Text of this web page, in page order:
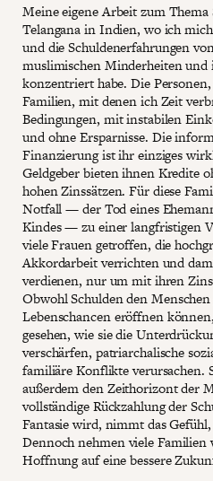
Meine eigene Arbeit zum
Telangana in Indien, wo ich
und die Schuldenerfahrungen
muslimischen Minderheiten und
konzentriert habe. Die
Familien, mit denen ich Zeit
Bedingungen, mit instabilen
und ohne Ersparnisse. Die
Finanzierung ist ihr einziges
Geldgeber bieten ihnen Kredite
hohen Zinssätzen. Für diese
Notfall — der Tod eines
Kindes — zu einer langfristigen
viele Frauen getroffen, die
Akkordarbeit verrichten und
verdienen, nur um mit ihren
Obwohl Schulden den Menschen
Lebenschancen eröffnen
gesehen, wie sie die
verschärfen, patriarchalische
familiäre Konflikte verursachen.
außerdem den Zeithorizont der
vollständige Rückzahlung der
Fantasie wird, nimmt das
Dennoch nehmen viele
Hoffnung auf eine bessere